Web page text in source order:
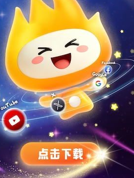
反对[0]
加速器 旋风加速器
八戒看书
器app BitzNet加速器
outline
官网 闪电猫加速器
outline
器 飞狗加速器
雷霆加器速